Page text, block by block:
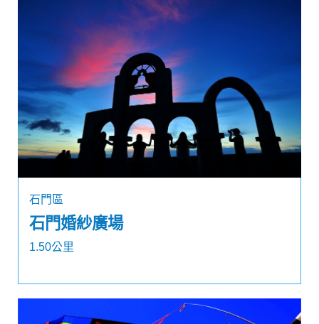
石門區
石門婚紗廣場
1.50公里